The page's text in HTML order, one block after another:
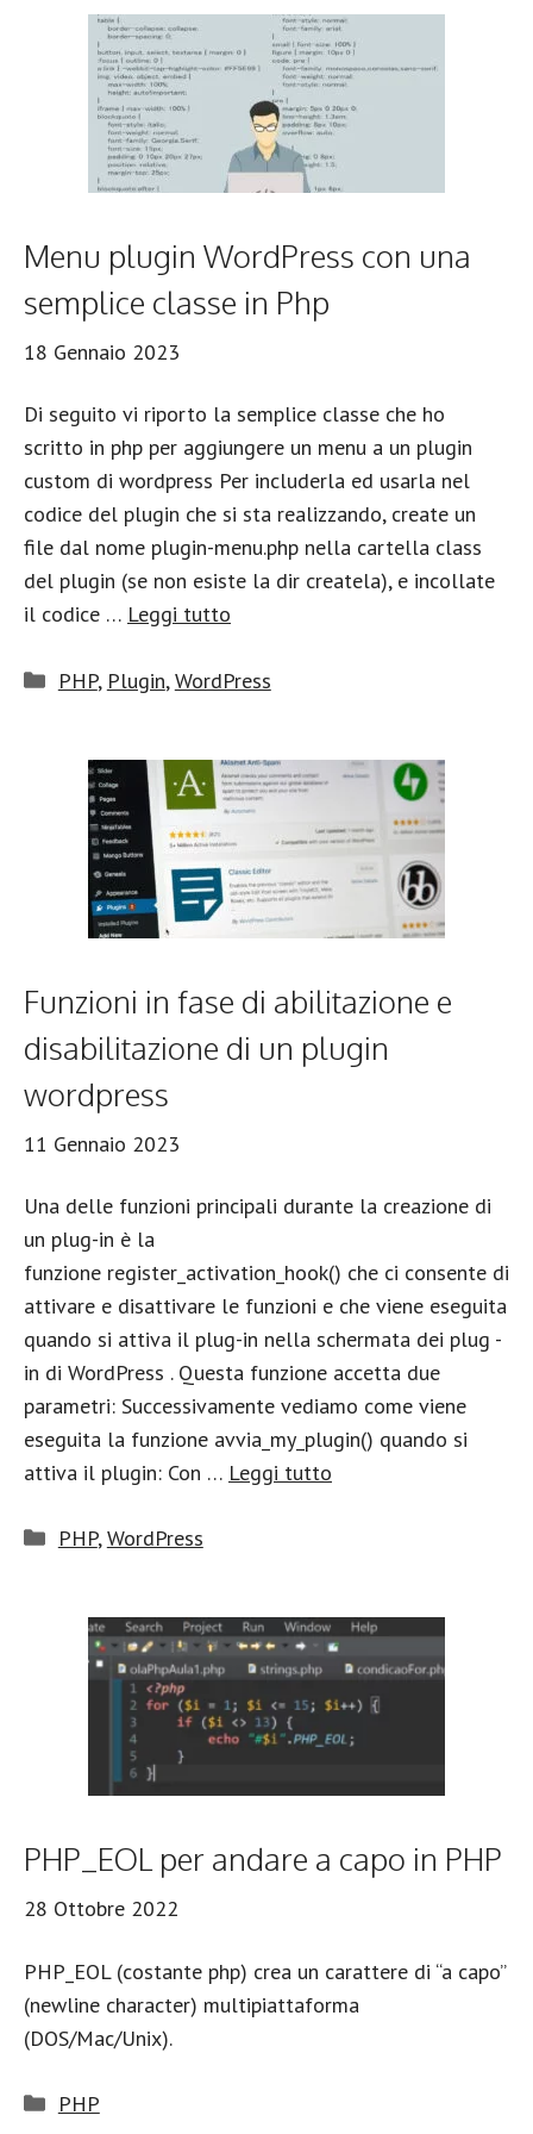
Menu plugin WordPress con una
semplice classe in Php
18 Gennaio 2023
Di seguito vi riporto la semplice classe che ho
scritto in php per aggiungere un menu a un plugin
custom di wordpress Per includerla ed usarla nel
codice del plugin che si sta realizzando, create un
file dal nome plugin-menu.php nella cartella class
del plugin (se non esiste la dir createla), e incollate
il codice … Leggi tutto
Categorie
PHP, Plugin,WordPress
Funzioni in fase di abilitazione e
disabilitazione di un plugin
wordpress
11 Gennaio 2023
Una delle funzioni principali durante la creazione di
un plug-in è la
funzione register_activation_hook() che ci consente di
attivare e disattivare le funzioni e che viene eseguita
quando si attiva il plug-in nella schermata dei plug -
in di WordPress . Questa funzione accetta due
parametri: Successivamente vediamo come viene
eseguita la funzione avvia_my_plugin() quando si
attiva il plugin: Con … Leggi tutto
Categorie
PHP,WordPress
PHP_EOL per andare a capo in PHP
28 Ottobre 2022
PHP_EOL (costante php) crea un carattere di “a capo”
(newline character) multipiattaforma
(DOS/Mac/Unix).
Categorie
PHP